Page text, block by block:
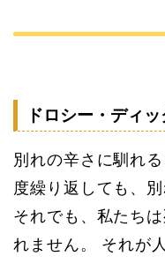
ドロシー・ディ
別れの辛さに馴れ
度繰り返しても、
それでも、私たち
れません。 それが